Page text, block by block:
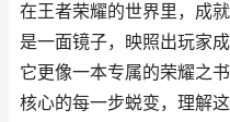
在王者荣耀的世界里，成
是一面镜子，映照出玩家
它更像一本专属的荣耀之
核心的每一步蜕变，理解